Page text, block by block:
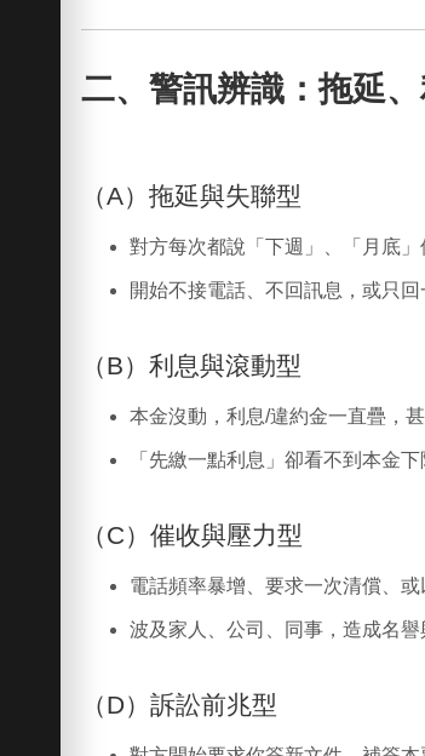
二、警訊辨識：拖延
（A）拖延與失聯型
對方每次都說「下週」、「月底」
開始不接電話、不回訊息，或只回
（B）利息與滾動型
本金沒動，利息/違約金一直疊，
「先繳一點利息」卻看不到本金
（C）催收與壓力型
電話頻率暴增、要求一次清償、或
波及家人、公司、同事，造成名譽
（D）訴訟前兆型